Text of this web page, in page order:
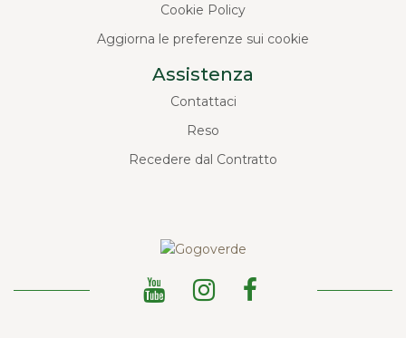
Cookie Policy
Aggiorna le preferenze sui cookie
Assistenza
Contattaci
Reso
Recedere dal Contratto